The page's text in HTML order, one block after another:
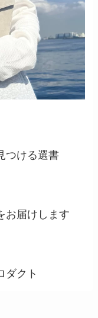
つける選書
お届けします
ダクト